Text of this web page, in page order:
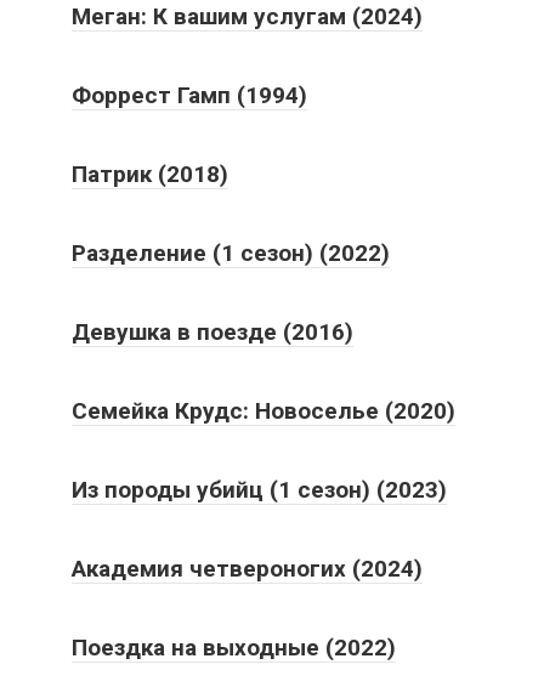
Меган: К вашим услугам (2024)
Форрест Гамп (1994)
Патрик (2018)
Разделение (1 сезон) (2022)
Девушка в поезде (2016)
Семейка Крудс: Новоселье (2020)
Из породы убийц (1 сезон) (2023)
Академия четвероногих (2024)
Поездка на выходные (2022)